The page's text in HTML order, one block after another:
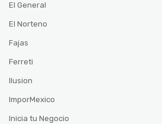
El General
El Norteno
Fajas
Ferreti
Ilusion
ImporMexico
Inicia tu Negocio